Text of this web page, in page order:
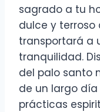
sagrado a tu
dulce y terroso
transportará a
tranquilidad.
del palo santo
de un largo
prácticas